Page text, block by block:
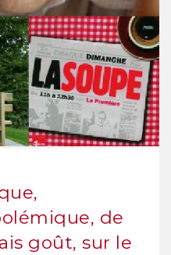
de
goût, sur le